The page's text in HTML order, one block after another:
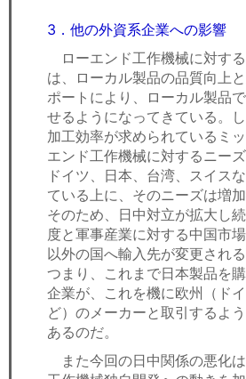
3．他の外資系企業への影響
ローエンド工作機械に対す
は、ローカル製品の品質向上
ポートにより、ローカル製品
せるようになってきている。
加工効率が求められているミ
エンド工作機械に対するニー
ドイツ、日本、台湾、スイス
ている上に、そのニーズは増加
そのため、日中対立が拡大し
度と軍事産業に対する中国市
以外の国へ輸入先が変更される
つまり、これまで日本製品を
企業が、これを機に欧州（ド
ど）のメーカーと取引するよ
あるのだ。
また今回の日中関係の悪化